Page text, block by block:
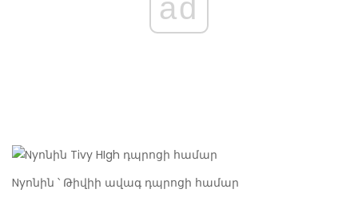
ad
Nyոնին ՝ Թիվիի ավագ դպրոցի համար